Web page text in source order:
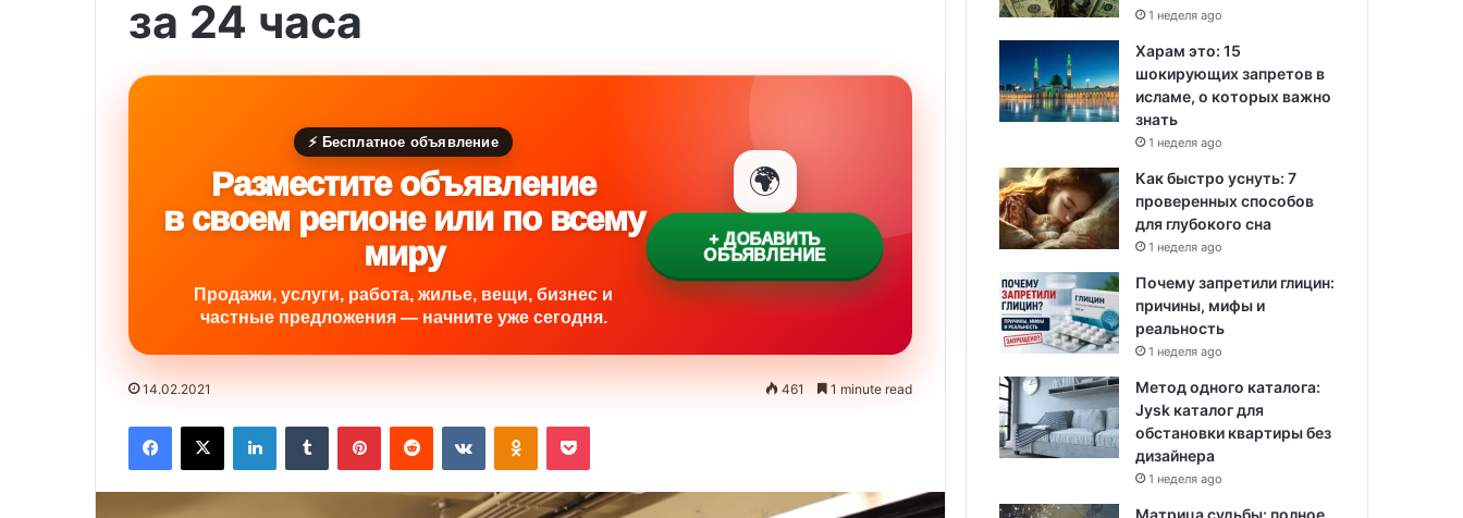
за 24 часа
⚡ Бесплатное объявление
Разместите объявление
в своем регионе или по всему
миру
Продажи, услуги, работа, жилье, вещи, бизнес и
частные предложения — начните уже сегодня.
🌍
+ ДОБАВИТЬ
ОБЪЯВЛЕНИЕ
14.02.2021 461 1 minute read
1 неделя ago
Харам это: 15
шокирующих запретов в
исламе, о которых важно
знать
1 неделя ago
Как быстро уснуть: 7
проверенных способов
для глубокого сна
1 неделя ago
Почему запретили глицин:
причины, мифы и
реальность
1 неделя ago
Метод одного каталога:
Jysk каталог для
обстановки квартиры без
дизайнера
1 неделя ago
Матрица судьбы: полное